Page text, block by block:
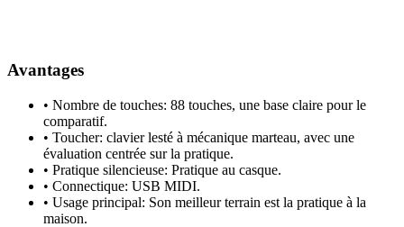
Avantages
• Nombre de touches: 88 touches, une base claire pour le
comparatif.
• Toucher: clavier lesté à mécanique marteau, avec une
évaluation centrée sur la pratique.
• Pratique silencieuse: Pratique au casque.
• Connectique: USB MIDI.
• Usage principal: Son meilleur terrain est la pratique à la
maison.